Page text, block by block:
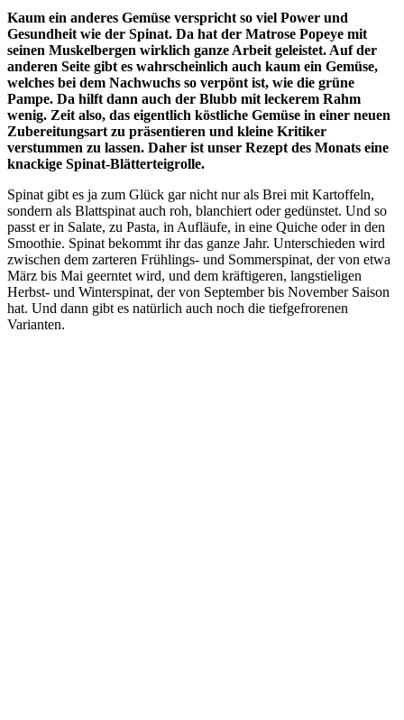
Kaum ein anderes Gemüse verspricht so viel Power und
Gesundheit wie der Spinat. Da hat der Matrose Popeye mit
seinen Muskelbergen wirklich ganze Arbeit geleistet. Auf der
anderen Seite gibt es wahrscheinlich auch kaum ein Gemüse,
welches bei dem Nachwuchs so verpönt ist, wie die grüne
Pampe. Da hilft dann auch der Blubb mit leckerem Rahm
wenig. Zeit also, das eigentlich köstliche Gemüse in einer neuen
Zubereitungsart zu präsentieren und kleine Kritiker
verstummen zu lassen. Daher ist unser Rezept des Monats eine
knackige Spinat-Blätterteigrolle.
Spinat gibt es ja zum Glück gar nicht nur als Brei mit Kartoffeln,
sondern als Blattspinat auch roh, blanchiert oder gedünstet. Und so
passt er in Salate, zu Pasta, in Aufläufe, in eine Quiche oder in den
Smoothie. Spinat bekommt ihr das ganze Jahr. Unterschieden wird
zwischen dem zarteren Frühlings- und Sommerspinat, der von etwa
März bis Mai geerntet wird, und dem kräftigeren, langstieligen
Herbst- und Winterspinat, der von September bis November Saison
hat. Und dann gibt es natürlich auch noch die tiefgefrorenen
Varianten.